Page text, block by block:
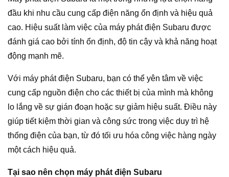
đầu khi nhu cầu cung cấp điện năng ổn định và hiệu quả
cao. Hiệu suất làm việc của máy phát điện Subaru được
đánh giá cao bởi tính ổn định, độ tin cậy và khả năng hoạt
động mạnh mẽ.
Với máy phát điện Subaru, bạn có thể yên tâm về việc
cung cấp nguồn điện cho các thiết bị của mình mà không
lo lắng về sự gián đoạn hoặc sự giảm hiệu suất. Điều này
giúp tiết kiệm thời gian và công sức trong việc duy trì hệ
thống điện của bạn, từ đó tối ưu hóa công việc hàng ngày
một cách hiệu quả.
Tại sao nên chọn máy phát điện Subaru